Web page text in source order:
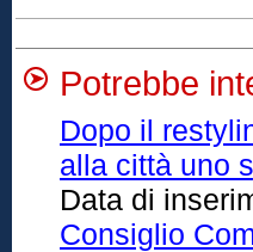
Potrebbe
Dopo il
alla città uno
Data di
Consiglio